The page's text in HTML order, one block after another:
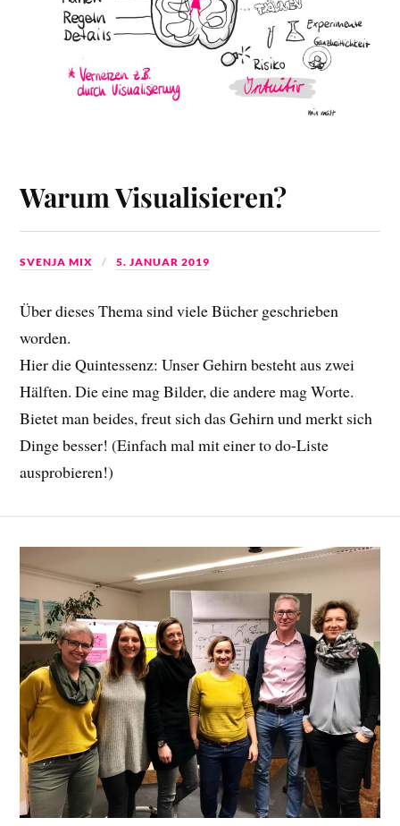
Warum Visualisieren?
SVENJA MIX 5. JANUAR 2019
Über dieses Thema sind viele Bücher geschrieben
worden.
Hier die Quintessenz: Unser Gehirn besteht aus zwei
Hälften. Die eine mag Bilder, die andere mag Worte.
Bietet man beides, freut sich das Gehirn und merkt sich
Dinge besser! (Einfach mal mit einer to do-Liste
ausprobieren!)